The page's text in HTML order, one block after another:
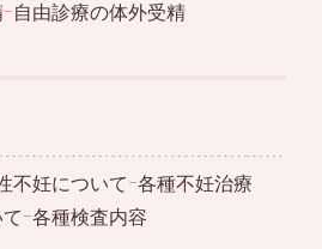
ｰ自由診療の体外受精
不妊についてｰ各種不妊治療
ｰ各種検査内容